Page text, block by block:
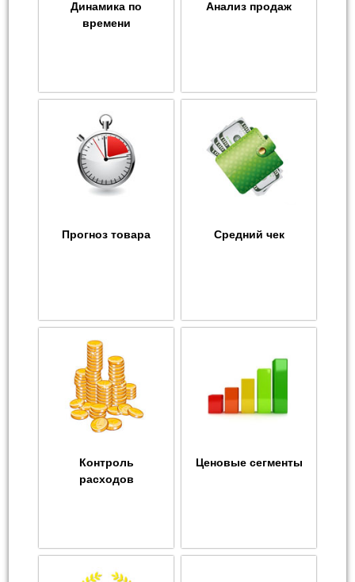
Динамика по
времени
Анализ продаж
Прогноз товара Средний чек
Контроль
расходов
Ценовые сегменты